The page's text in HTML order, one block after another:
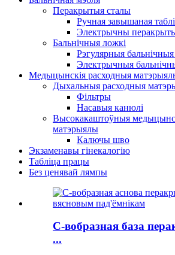
Перакрытыя сталы
Ручная завышаная
Электрычны
Бальнічныя ложкі
Рэгулярныя
Электрычныя
Медыцынскія расходныя
Дыхальныя расходныя
Фільтры
Насавыя канюлі
Высокакаштоўныя
матэрыялы
Калючы шво
Экзаменавы гінекалогію
Табліца працы
Без ценявай лямпы
C-вобразная база
...